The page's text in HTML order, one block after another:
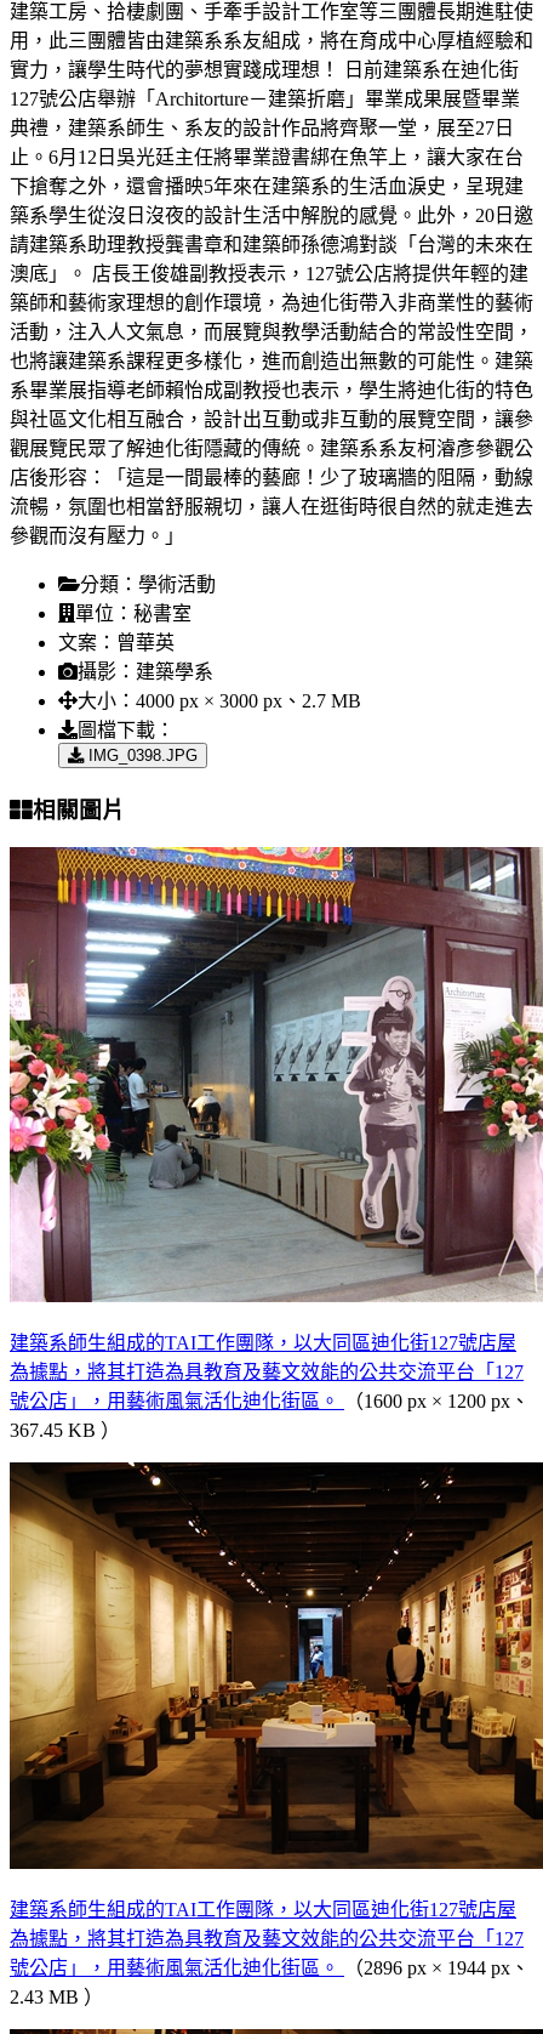
建築工房、拾棲劇團、手牽手設計工作室等三團體長期進駐使
用，此三團體皆由建築系系友組成，將在育成中心厚植經驗和
實力，讓學生時代的夢想實踐成理想！ 日前建築系在迪化街
127號公店舉辦「Architorture－建築折磨」畢業成果展暨畢業
典禮，建築系師生、系友的設計作品將齊聚一堂，展至27日
止。6月12日吳光廷主任將畢業證書綁在魚竿上，讓大家在台
下搶奪之外，還會播映5年來在建築系的生活血淚史，呈現建
築系學生從沒日沒夜的設計生活中解脫的感覺。此外，20日邀
請建築系助理教授龔書章和建築師孫德鴻對談「台灣的未來在
澳底」。 店長王俊雄副教授表示，127號公店將提供年輕的建
築師和藝術家理想的創作環境，為迪化街帶入非商業性的藝術
活動，注入人文氣息，而展覽與教學活動結合的常設性空間，
也將讓建築系課程更多樣化，進而創造出無數的可能性。建築
系畢業展指導老師賴怡成副教授也表示，學生將迪化街的特色
與社區文化相互融合，設計出互動或非互動的展覽空間，讓參
觀展覽民眾了解迪化街隱藏的傳統。建築系系友柯濬彥參觀公
店後形容：「這是一間最棒的藝廊！少了玻璃牆的阻隔，動線
流暢，氛圍也相當舒服親切，讓人在逛街時很自然的就走進去
參觀而沒有壓力。」
分類： 學術活動
單位： 秘書室
文案： 曾華英
攝影： 建築學系
大小： 4000 px × 3000 px、2.7 MB
圖檔下載：
IMG_0398.JPG
相關圖片
建築系師生組成的TAI工作團隊，以大同區迪化街127號店屋
為據點，將其打造為具教育及藝文效能的公共交流平台「127
號公店」，用藝術風氣活化迪化街區。
（1600 px × 1200 px、
367.45 KB ）
建築系師生組成的TAI工作團隊，以大同區迪化街127號店屋
為據點，將其打造為具教育及藝文效能的公共交流平台「127
號公店」，用藝術風氣活化迪化街區。
（2896 px × 1944 px、
2.43 MB ）